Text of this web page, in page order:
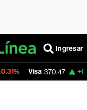
Ingresar
370.47 +0.52%